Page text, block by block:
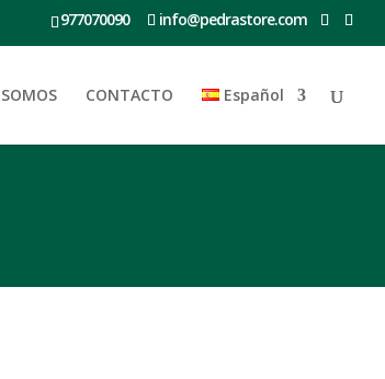
977070090 info@pedrastore.com
CONTACTO Español